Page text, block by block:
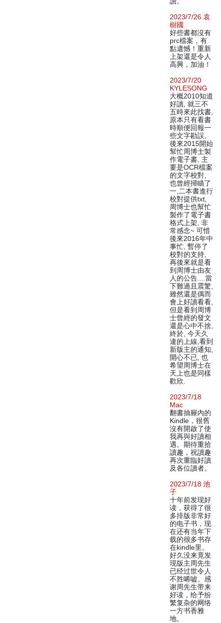
2023/7/26 袁
樹國
好些書都沒有
prc檔案，有
點遺憾！重新
上架還是令人
高興，加油！
2023/7/20
KYLESONG
大概2010知道
好讀, 就三不
五時來此找書,
原本只有看書
時順便回報一
些文字勘誤,
後來2015開始
幫忙周博士製
作電子書, 主
要是OCR檔案
的文字校對,
也曾經掃瞄了
一,二本書進行
校對提供txt,
周博士也幫忙
製作了電子書
格式上架, 非
常感念~ 可惜
後來2016年中
事忙, 暫停了
校對的支持,
再後來就是看
到周博士由友
人的公告....當
下難過且震驚,
雖然還是偶而
會上好讀看看,
但是看到周博
士曾經的發文
還是心中不捨,
終於, 今天久
違的上線,看到
新版主的通知,
開心不已, 也
希望周博士在
天上也是同樣
歡欣.
2023/7/18
Mac
翻書抽屜內的
Kindle，很舊
沒有開啟了使
我再與好讀相
遇。期待重拾
讀趣，祝讀趣
再次重臨好讀
及各位讀者。
2023/7/18 池
子
十年前发现好
读，获得了很
多排版非常好
的电子书，现
在还有当年下
载的很多书存
在kindle里。
好久没来竟发
现版主周先生
已经过世令人
不胜唏嘘。感
谢周先生带来
好读，给予纷
繁复杂的网络
一方书香雅
地。